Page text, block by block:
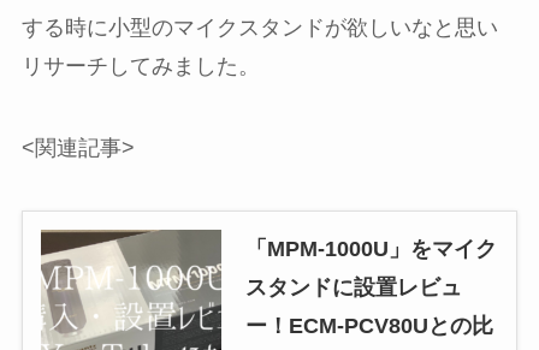
する時に小型のマイクスタンドが欲しいなと思い
リサーチしてみました。
<関連記事>
「MPM-1000U」をマイク
スタンドに設置レビュ
ー！ECM-PCV80Uとの比